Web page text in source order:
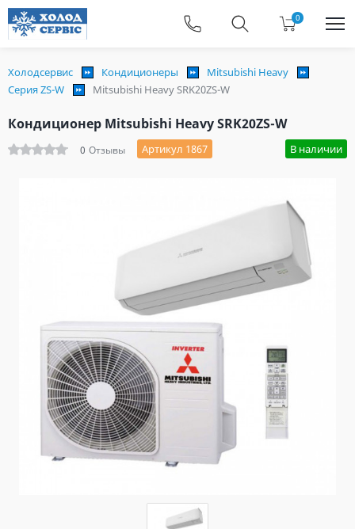
0
Холодсервис Кондиционеры
Mitsubishi Heavy
Серия ZS-W
Mitsubishi Heavy SRK20ZS-W
Кондиционер Mitsubishi Heavy SRK20ZS-W
0 Отзывы Артикул 1867 В наличии